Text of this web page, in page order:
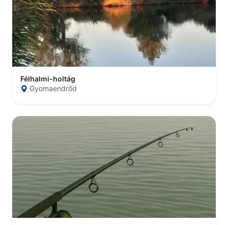
Félhalmi-holtág
Gyomaendrőd